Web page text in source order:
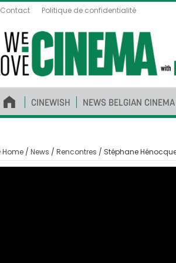
Contact Politique de confidentialité
CINEWISH NEWS BELGIAN CINEMA
Home / News / Rencontres / Stéphane